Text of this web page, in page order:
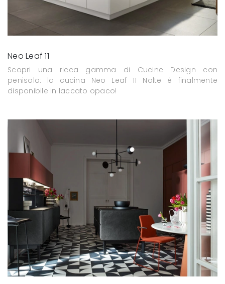
Neo Leaf 11
Scopri una ricca gamma di Cucine Design con
penisola: la cucina Neo Leaf 11 Nolte è finalmente
disponibile in laccato opaco!